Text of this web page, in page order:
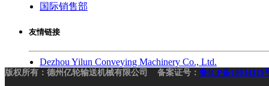
国际销售部
友情链接
Dezhou Yilun Conveying Machinery Co., Ltd.
版权所有：德州亿轮输送机械有限公司 备案证号： 鲁ICP备10034319